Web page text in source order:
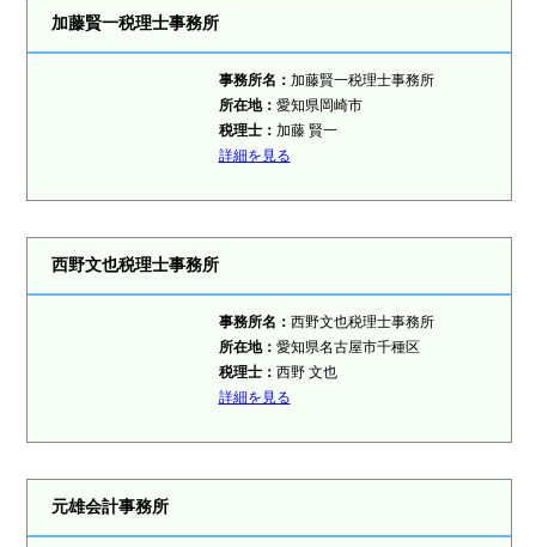
加藤賢一税理士事務所
事務所名： 加藤賢一税理士事務所
所在地： 愛知県岡崎市
税理士： 加藤 賢一
詳細を見る
西野文也税理士事務所
事務所名： 西野文也税理士事務所
所在地： 愛知県名古屋市千種区
税理士： 西野 文也
詳細を見る
元雄会計事務所